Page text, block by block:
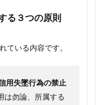
る３つの原則
ている内容です。
用失墜行為の禁止
は勿論、所属する